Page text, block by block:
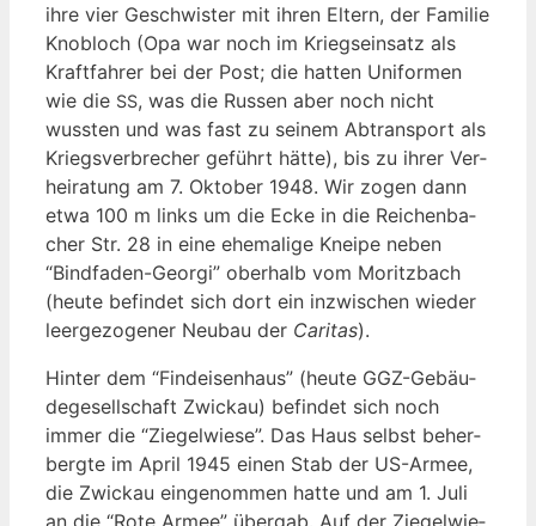
ihre vier Geschwis­ter mit ihren Eltern, der Fami­lie
Knob­loch (Opa war noch im Kriegs­ein­satz als
Kraft­fah­rer bei der Post; die hat­ten Uni­for­men
wie die SS, was die Rus­sen aber noch nicht
wuss­ten und was fast zu sei­nem Abtrans­port als
Kriegs­ver­bre­cher geführt hät­te), bis zu ihrer Ver­
hei­ra­tung am 7. Okto­ber 1948. Wir zogen dann
etwa 100 m links um die Ecke in die Rei­chen­ba­
cher Str. 28 in eine ehe­ma­li­ge Knei­pe neben
“Bind­fa­den-Geor­gi” ober­halb vom Moritz­bach
(heu­te befin­det sich dort ein inzwi­schen wie­der
leer­ge­zo­ge­ner Neu­bau der Cari­tas).
Hin­ter dem “Find­ei­sen­haus” (heu­te GGZ-Gebäu­
de­ge­sell­schaft Zwi­ckau) befin­det sich noch
immer die “Zie­gel­wie­se”. Das Haus selbst beher­
berg­te im April 1945 einen Stab der US-Armee,
die Zwi­ckau ein­ge­nom­men hat­te und am 1. Juli
an die “Rote Armee” über­gab. Auf der Zie­gel­wie­